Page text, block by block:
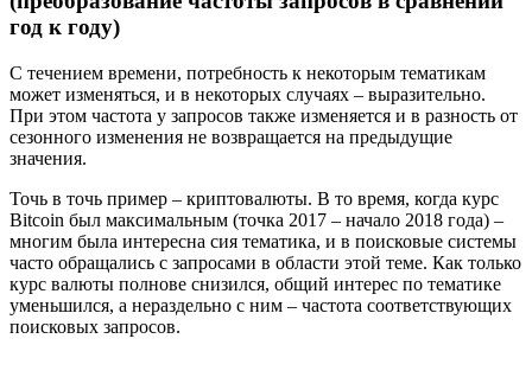
год к году)
С течением времени, потребность к некоторым тематикам
может изменяться, и в некоторых случаях – выразительно.
При этом частота у запросов также изменяется и в разность от
сезонного изменения не возвращается на предыдущие
значения.
Точь в точь пример – криптовалюты. В то время, когда курс
Bitcoin был максимальным (точка 2017 – начало 2018 года) –
многим была интересна сия тематика, и в поисковые системы
часто обращались с запросами в области этой теме. Как только
курс валюты полнове снизился, общий интерес по тематике
уменьшился, а нераздельно с ним – частота соответствующих
поисковых запросов.